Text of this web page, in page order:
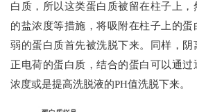
白质，所以这类蛋白质被留在柱子上，
的盐浓度等措施，将吸附在柱子上的
弱的蛋白质首先被洗脱下来。同样，
正电荷的蛋白质，结合的蛋白可以通过
浓度或是提高洗脱液的PH值洗脱下来。